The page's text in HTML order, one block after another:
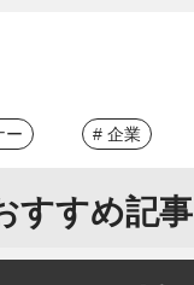
ー # 企業
すすめ記事